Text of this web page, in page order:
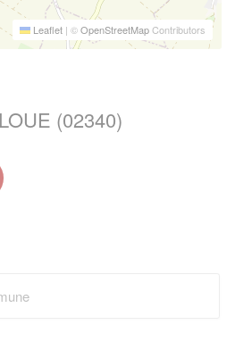
Leaflet | ©OpenStreetMapContributors
(02340)